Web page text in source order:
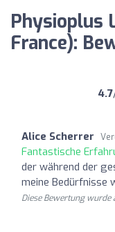
Physioplus
France):
4.7
Alice Scherrer
Fantastische
der während der
meine Bedürfnisse
Diese Bewertung